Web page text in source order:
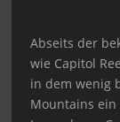
Abseits der
wie Capitol
in dem wenig
Mountains ein